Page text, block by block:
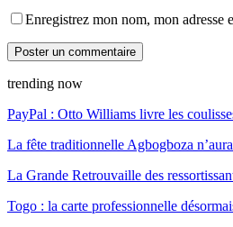
Enregistrez mon nom, mon adresse
trending now
PayPal : Otto Williams livre les
La fête traditionnelle Agbogboza
La Grande Retrouvaille des
Togo : la carte professionnelle